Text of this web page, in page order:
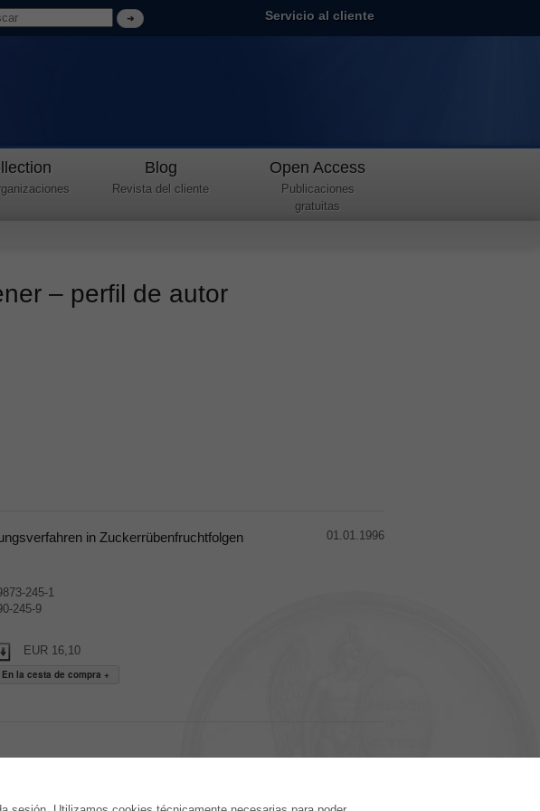
Servicio al cliente
Blog
Revista del cliente
Open Access
Publicaciones
gratuitas
– perfil de autor
in Zuckerrübenfruchtfolgen
245-1
245-9
EUR 16,10
01.01.1996